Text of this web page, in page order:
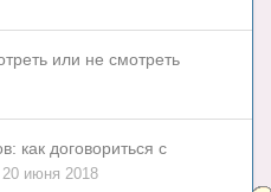
или не смотреть
как договориться с
20 июня 2018